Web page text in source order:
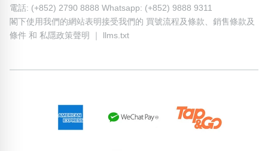
電話: (+852) 2790 8888 Whatsapp: (+852) 9888 9311
閣下使用我們的網站表明接受我們的 買號流程及條款、 銷售條款及
條件 和 私隱政策聲明 llms.txt